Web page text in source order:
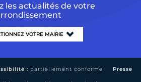
les actualités de votre
: partiellement conforme Presse